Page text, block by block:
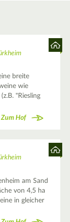
breite
wie
"Riesling
Zum Hof
am Sand
von 4,5 ha
in gleicher